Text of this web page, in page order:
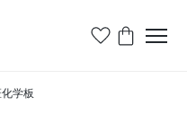
学板